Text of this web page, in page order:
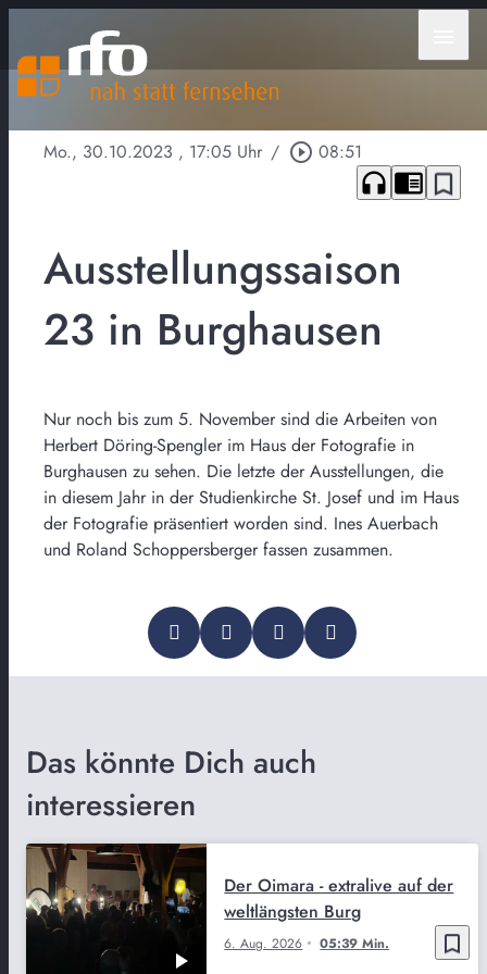
Mo., 30.10.2023 , 17:05 Uhr / play_circle_outline 08:51
headphones chrome_reader_mode bookmark_border
Ausstellungssaison
23 in Burghausen
Nur noch bis zum 5. November sind die Arbeiten von
Herbert Döring-Spengler im Haus der Fotografie in
Burghausen zu sehen. Die letzte der Ausstellungen, die
in diesem Jahr in der Studienkirche St. Josef und im Haus
der Fotografie präsentiert worden sind. Ines Auerbach
und Roland Schoppersberger fassen zusammen.
Das könnte Dich auch
interessieren
bookmark_border
6. Aug. 2026 05:39 Min.
Der Oimara - extralive auf der
weltlängsten Burg